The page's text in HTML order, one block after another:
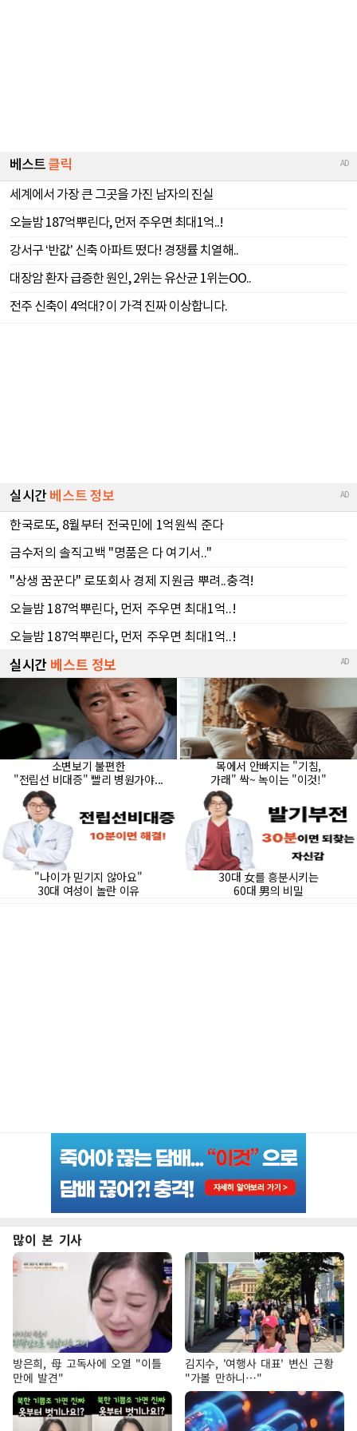
많이 본 기사
방은희, 母 고독사에 오열 "이틀
만에 발견"
김지수, '여행사 대표' 변신 근황
"가볼 만하니…"